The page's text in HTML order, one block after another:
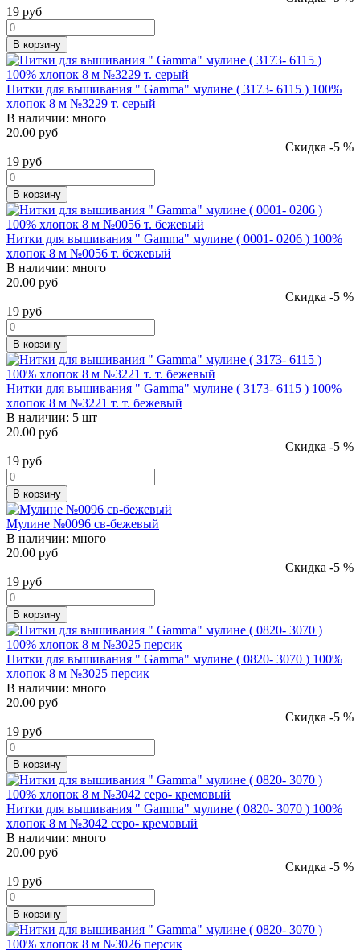
19 руб
В корзину
Нитки для вышивания " Gamma" мулине ( 3173- 6115 ) 100%
хлопок 8 м №3229 т. серый
В наличии: много
20.00 руб
Скидка -5 %
19 руб
В корзину
Нитки для вышивания " Gamma" мулине ( 0001- 0206 ) 100%
хлопок 8 м №0056 т. бежевый
В наличии: много
20.00 руб
Скидка -5 %
19 руб
В корзину
Нитки для вышивания " Gamma" мулине ( 3173- 6115 ) 100%
хлопок 8 м №3221 т. т. бежевый
В наличии: 5 шт
20.00 руб
Скидка -5 %
19 руб
В корзину
Мулине №0096 св-бежевый
В наличии: много
20.00 руб
Скидка -5 %
19 руб
В корзину
Нитки для вышивания " Gamma" мулине ( 0820- 3070 ) 100%
хлопок 8 м №3025 персик
В наличии: много
20.00 руб
Скидка -5 %
19 руб
В корзину
Нитки для вышивания " Gamma" мулине ( 0820- 3070 ) 100%
хлопок 8 м №3042 серо- кремовый
В наличии: много
20.00 руб
Скидка -5 %
19 руб
В корзину